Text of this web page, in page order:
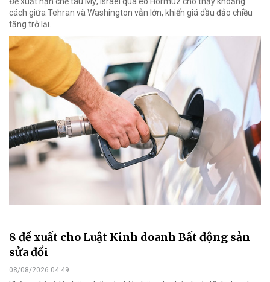
cách giữa Tehran và Washington vẫn lớn, khiến giá dầu đảo chiều
tăng trở lại.
8 đề xuất cho Luật Kinh doanh Bất động sản
sửa đổi
08/08/2026 04:49